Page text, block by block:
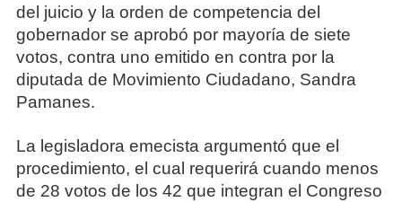
del juicio y la orden de competencia del
gobernador se aprobó por mayoría de siete
votos, contra uno emitido en contra por la
diputada de Movimiento Ciudadano, Sandra
Pamanes.
La legisladora emecista argumentó que el
procedimiento, el cual requerirá cuando menos
de 28 votos de los 42 que integran el Congreso